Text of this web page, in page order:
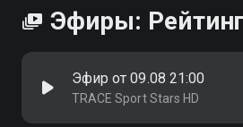
Эфиры:
Эфир от 09.08 21:00
TRACE Sport Stars HD